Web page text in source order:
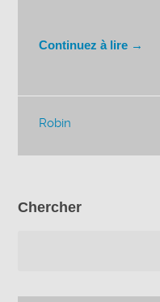
Continuez à lire →
Robin
Chercher